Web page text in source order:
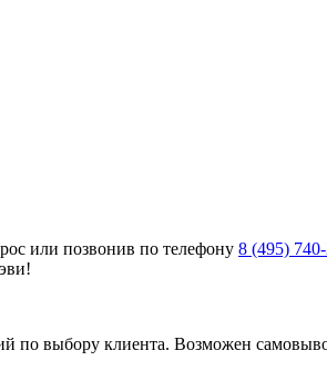
или позвонив по телефону 8 (495)
по выбору клиента. Возможен